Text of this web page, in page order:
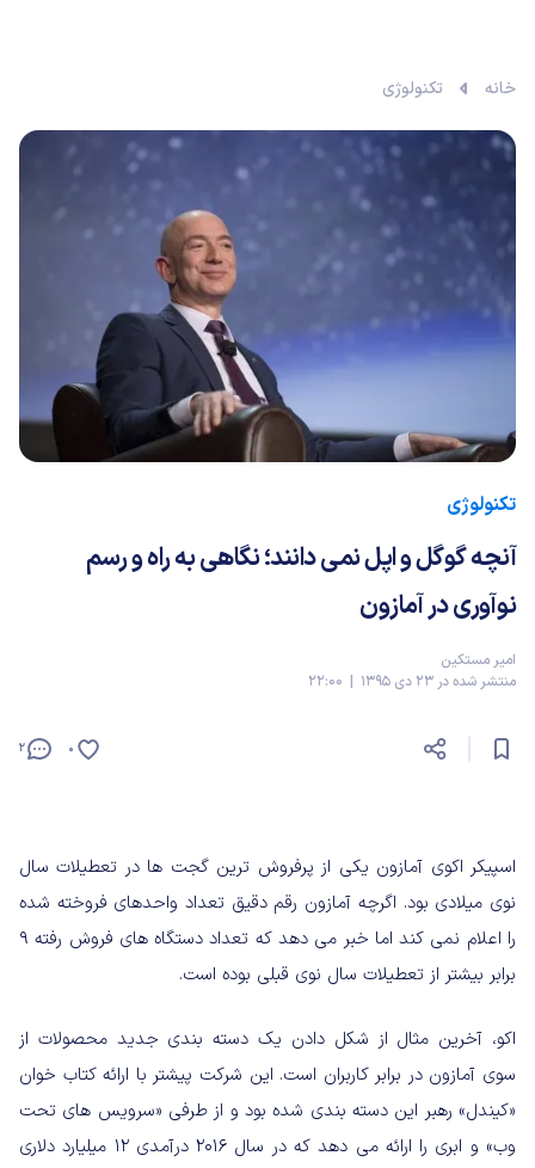
خانه تکنولوژی
تکنولوژی
آنچه گوگل و اپل نمی دانند؛ نگاهی به راه و رسم
نوآوری در آمازون
امیر مستکین
منتشر شده در 23 دی 1395 | 22:00
2 0
اسپیکر اکوی آمازون یکی از پرفروش ترین گجت ها در تعطیلات سال
نوی میلادی بود. اگرچه آمازون رقم دقیق تعداد واحدهای فروخته شده
را اعلام نمی کند اما خبر می دهد که تعداد دستگاه های فروش رفته ۹
برابر بیشتر از تعطیلات سال نوی قبلی بوده است.
اکو، آخرین مثال از شکل دادن یک دسته بندی جدید محصولات از
سوی آمازون در برابر کاربران است. این شرکت پیشتر با ارائه کتاب خوان
«کیندل» رهبر این دسته بندی شده بود و از طرفی «سرویس های تحت
وب» و ابری را ارائه می دهد که در سال ۲۰۱۶ درآمدی ۱۲ میلیارد دلاری